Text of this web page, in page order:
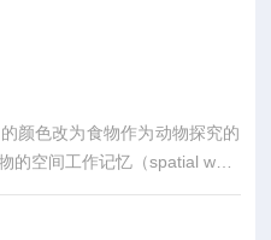
颜色改为食物作为动物探究的
的空间工作记忆（spatial work
前操作期间有用的信息。经改